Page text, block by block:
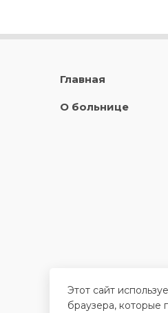
Главная
О больнице
Этот сайт
браузера, которые